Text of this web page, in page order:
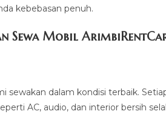
kebebasan penuh.
Sewa Mobil
sewakan dalam kondisi terbaik.
AC, audio, dan interior bersih